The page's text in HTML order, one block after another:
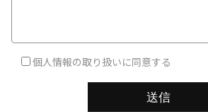
個人情報の取り扱いに同意する